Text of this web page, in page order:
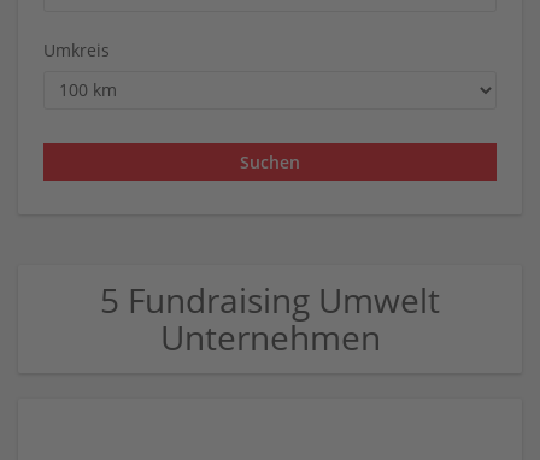
Umkreis
5 Fundraising Umwelt
Unternehmen